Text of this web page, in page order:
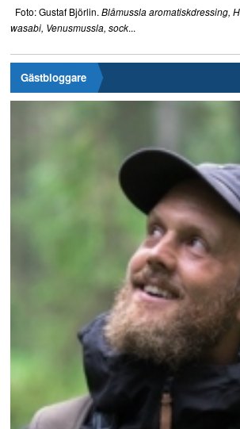
Foto: Gustaf Björlin. Blåmussla aromatiskdressing,
wasabi, Venusmussla, sock...
Gästbloggare